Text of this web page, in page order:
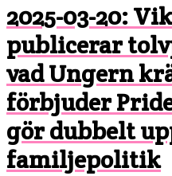
2025-03-20:
publicerar
vad Ungern
förbjuder
gör dubbelt
familjepolitik